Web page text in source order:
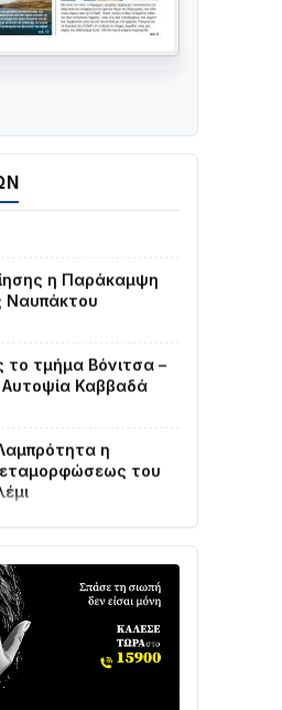
μέρος στο Λυγιά
Ναυπάκτου
Αυτοψία Καββαδά
του
Προστασία στο
δύο νέα υδροφόρα
που